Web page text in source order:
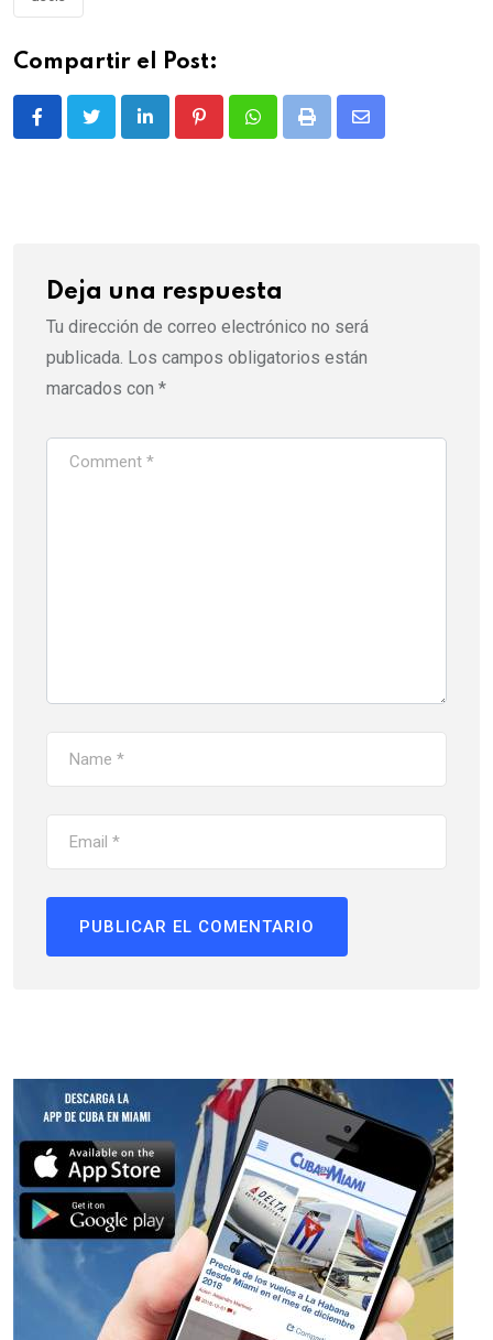
Compartir el Post:
LinkedIn PinterestWhatsappPrint
Share
Deja una respuesta
Tu dirección de correo electrónico no será
publicada. Los campos obligatorios están
marcados con *